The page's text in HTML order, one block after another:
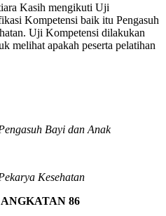
Kasih mengikuti Uji
Kompetensi baik itu Pengasuh
Uji Kompetensi dilakukan
melihat apakah peserta pelatihan
Bayi dan Anak
Kesehatan
86